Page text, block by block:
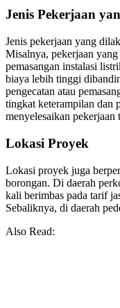
Jenis Pekerjaan
Jenis pekerjaan yang
Misalnya, pekerjaan
pemasangan instalasi
biaya lebih tinggi
pengecatan atau
tingkat keterampilan dan
menyelesaikan pekerjaan
Lokasi Proyek
Lokasi proyek juga
borongan. Di daerah
kali berimbas pada tarif
Sebaliknya, di daerah
Also Read: